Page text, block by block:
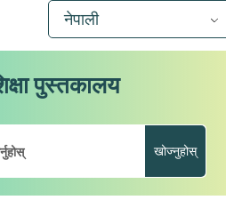
नेपाली
पुस्तकालय
खोज्नुहोस्